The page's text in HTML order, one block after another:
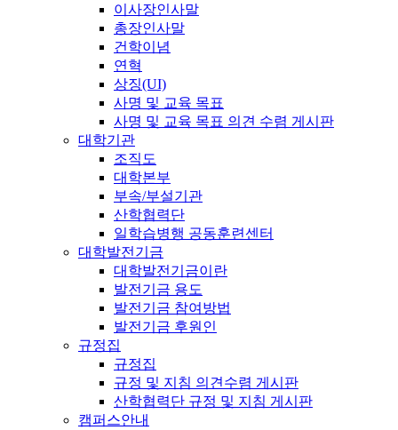
이사장인사말
총장인사말
건학이념
연혁
상징(UI)
사명 및 교육 목표
사명 및 교육 목표 의견 수렴 게시판
대학기관
조직도
대학본부
부속/부설기관
산학협력단
일학습병행 공동훈련센터
대학발전기금
대학발전기금이란
발전기금 용도
발전기금 참여방법
발전기금 후원인
규정집
규정집
규정 및 지침 의견수렴 게시판
산학협력단 규정 및 지침 게시판
캠퍼스안내